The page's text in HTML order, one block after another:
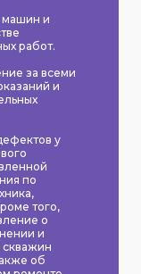
машин и
работ.
за всеми
и
у
по
того,
о
и
скважин
об